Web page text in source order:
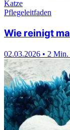
Katze
Pflegeleitfaden
Wie reinigt
02.03.2026 • 2 Min.